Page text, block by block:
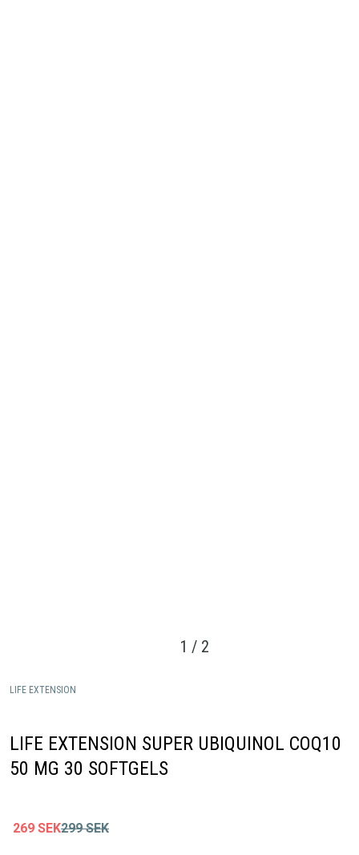
1 / 2
LIFE EXTENSION
LIFE EXTENSION SUPER UBIQUINOL COQ10
50 MG 30 SOFTGELS
269 SEK299 SEK